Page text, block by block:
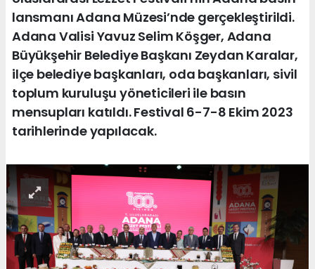
lansmanı Adana Müzesi’nde gerçekleştirildi.
Adana Valisi Yavuz Selim Köşger, Adana
Büyükşehir Belediye Başkanı Zeydan Karalar,
ilçe belediye başkanları, oda başkanları, sivil
toplum kuruluşu yöneticileri ile basın
mensupları katıldı. Festival 6-7-8 Ekim 2023
tarihlerinde yapılacak.